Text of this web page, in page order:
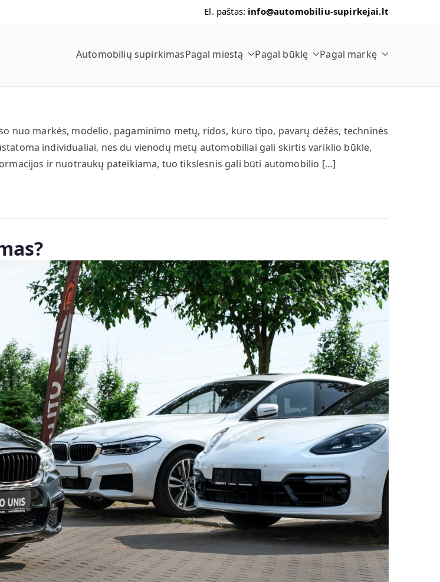
El. paštas: info@automobiliu-supirkejai.lt
supirkimas
Automobilių supirkimasPagal miestą Pagal būklę Pagal markę
markės, modelio, pagaminimo metų, ridos, kuro tipo, pavarų dėžės, techninės
individualiai, nes du vienodų metų automobiliai gali skirtis variklio būkle,
ir nuotraukų pateikiama, tuo tikslesnis gali būti automobilio […]